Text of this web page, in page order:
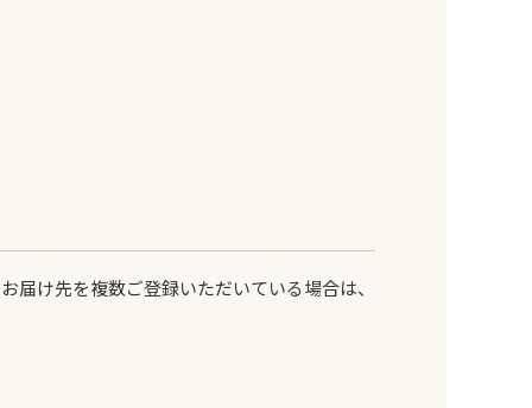
け先を複数ご登録いただいている場合は、